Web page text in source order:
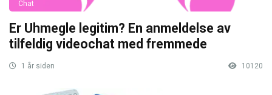
Chat
Er Uhmegle legitim? En anmeldelse av
tilfeldig videochat med fremmede
1 år siden 10120